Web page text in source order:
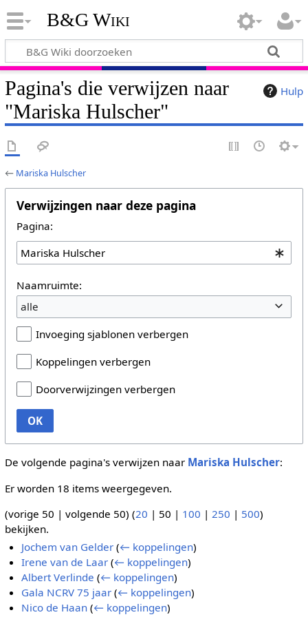
B&G Wiki
Hulp
Pagina's die verwijzen naar
"Mariska Hulscher"
← Mariska Hulscher
Verwijzingen naar deze pagina
Pagina:
Naamruimte:
alle
Invoeging sjablonen verbergen
Koppelingen verbergen
Doorverwijzingen verbergen
OK
De volgende pagina's verwijzen naar Mariska Hulscher:
Er worden 18 items weergegeven.
(vorige 50 | volgende 50) (20 | 50 | 100 | 250 | 500)
bekijken.
Jochem van Gelder (← koppelingen)
Irene van de Laar (← koppelingen)
Albert Verlinde (← koppelingen)
Gala NCRV 75 jaar (← koppelingen)
Nico de Haan (← koppelingen)